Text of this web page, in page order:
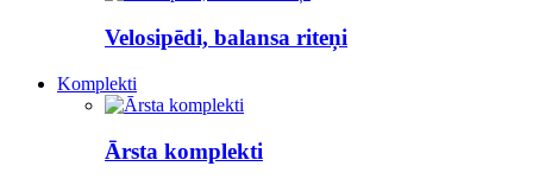
Velosipēdi, balansa riteņi
Komplekti
Ārsta komplekti